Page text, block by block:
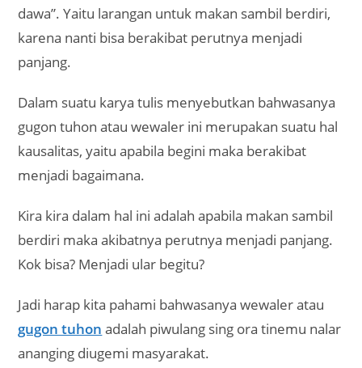
dawa”. Yaitu larangan untuk makan sambil berdiri,
karena nanti bisa berakibat perutnya menjadi
panjang.
Dalam suatu karya tulis menyebutkan bahwasanya
gugon tuhon atau wewaler ini merupakan suatu hal
kausalitas, yaitu apabila begini maka berakibat
menjadi bagaimana.
Kira kira dalam hal ini adalah apabila makan sambil
berdiri maka akibatnya perutnya menjadi panjang.
Kok bisa? Menjadi ular begitu?
Jadi harap kita pahami bahwasanya wewaler atau
gugon tuhon adalah piwulang sing ora tinemu nalar
ananging diugemi masyarakat.